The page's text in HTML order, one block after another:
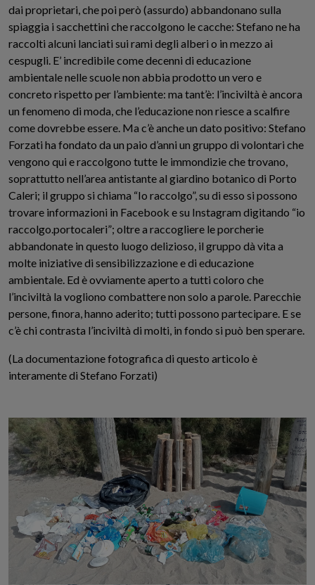
dai proprietari, che poi però (assurdo) abbandonano sulla
spiaggia i sacchettini che raccolgono le cacche: Stefano ne ha
raccolti alcuni lanciati sui rami degli alberi o in mezzo ai
cespugli. E’ incredibile come decenni di educazione
ambientale nelle scuole non abbia prodotto un vero e
concreto rispetto per l’ambiente: ma tant’è: l’inciviltà è ancora
un fenomeno di moda, che l’educazione non riesce a scalfire
come dovrebbe essere. Ma c’è anche un dato positivo: Stefano
Forzati ha fondato da un paio d’anni un gruppo di volontari che
vengono qui e raccolgono tutte le immondizie che trovano,
soprattutto nell’area antistante al giardino botanico di Porto
Caleri; il gruppo si chiama “Io raccolgo”, su di esso si possono
trovare informazioni in Facebook e su Instagram digitando “io
raccolgo.portocaleri”; oltre a raccogliere le porcherie
abbandonate in questo luogo delizioso, il gruppo dà vita a
molte iniziative di sensibilizzazione e di educazione
ambientale. Ed è ovviamente aperto a tutti coloro che
l’inciviltà la vogliono combattere non solo a parole. Parecchie
persone, finora, hanno aderito; tutti possono partecipare. E se
c’è chi contrasta l’inciviltà di molti, in fondo si può ben sperare.
(La documentazione fotografica di questo articolo è
interamente di Stefano Forzati)